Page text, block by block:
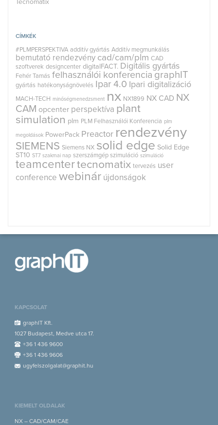
Tecnomatix
CÍMKÉK
#PLMPERSPEKTIVA additív gyártás Additív megmunkálás
bemutató rendezvény cad/cam/plm CAD
szoftverek designcenter digitalFACT. Digitális gyártás
Fehér Tamás felhasználói konferencia graphIT
gyártás hatékonyságnövelés Ipar 4.0 Ipari digitalizáció
MACH-TECH minőségmenedzsment nx NX1899 NX CAD NX
CAM opcenter perspektíva plant
simulation plm PLM Felhasználói Konferencia plm
megoldások PowerPack Preactor rendezvény
SIEMENS Siemens NX solid edge Solid Edge
ST10 ST7 szakmai nap szerszámgép szimuláció szimuláció
teamcentertecnomatix tervezés user
conference webinár újdonságok
KAPCSOLAT
graphIT Kft.
1027 Budapest, Medve utca 17.
+36 1 436 9600
+36 1 436 9606
ugyfelszolgalat@graphit.hu
KIEMELT OLDALAK
NX – CAD/CAM/CAE